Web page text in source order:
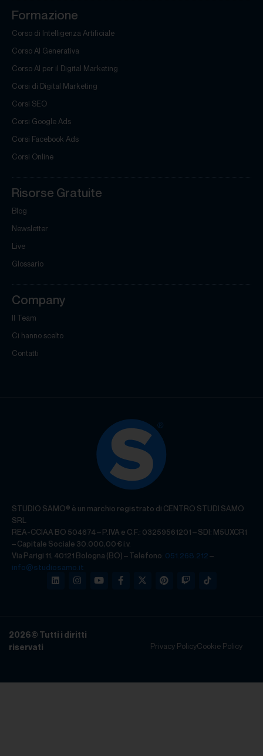
Formazione
Corso di Intelligenza Artificiale
Corso AI Generativa
Corso AI per il Digital Marketing
Corsi di Digital Marketing
Corsi SEO
Corsi Google Ads
Corsi Facebook Ads
Corsi Online
Risorse Gratuite
Blog
Newsletter
Live
Glossario
Company
Il Team
Ci hanno scelto
Contatti
STUDIO SAMO® è un marchio registrato di CENTRO STUDI SAMO
SRL
REA-CCIAA BO 504674 – P.IVA e C.F.: 03259561201 – SDI: M5UXCR1
– Capitale Sociale 30.000,00 € i.v.
Via Parigi 11, 40121 Bologna (BO) – Telefono: 051.268.212–
info@studiosamo.it
2026© Tutti i diritti
riservati​
Privacy PolicyCookie Policy